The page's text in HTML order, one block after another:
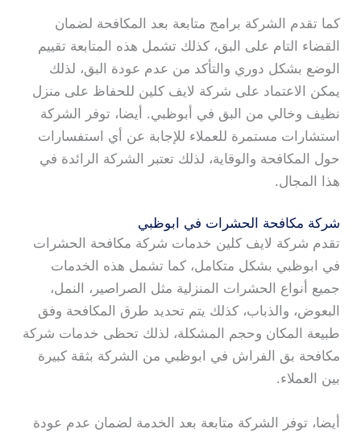
كما تقدم الشركة برامج متابعة بعد المكافحة لضمان
القضاء التام على البق، كذلك تشمل هذه المتابعة تقييم
الوضع بشكل دوري والتأكد من عدم عودة البق، لذلك
يمكن الاعتماد على شركة لايف كلين للحفاظ على منزل
نظيف وخالي من البق في أبوظبي. أيضا، توفر الشركة
استشارات مستمرة للعملاء للإجابة عن أي استفسارات
حول المكافحة والوقاية، لذلك تعتبر الشركة الرائدة في
هذا المجال.
شركة مكافحة الحشرات في ابوظبي
تقدم شركة لايف كلين خدمات شركة مكافحة الحشرات
في ابوظبي بشكل متكامل، كما تشمل هذه الخدمات
جميع أنواع الحشرات المنزلية مثل الصراصير، النمل،
البعوض، والذباب، كذلك يتم تحديد طرق المكافحة وفق
طبيعة المكان وحجم المشكلة، لذلك تحظى خدمات شركة
مكافحة بق الفراش في ابوظبي من الشركة بثقة كبيرة
بين العملاء.
أيضا، توفر الشركة متابعة بعد الخدمة لضمان عدم عودة